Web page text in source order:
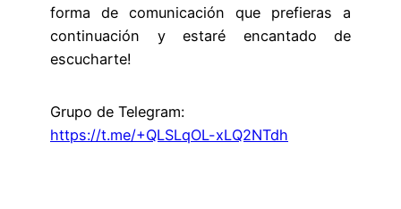
forma de comunicación que prefieras a
continuación y estaré encantado de
escucharte!
Grupo de Telegram:
https://t.me/+QLSLqOL-xLQ2NTdh